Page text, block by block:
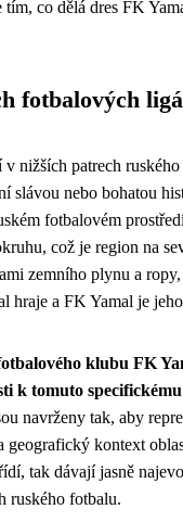
co dělá dres FK
fotbalových
nižších patrech
slávou nebo bohatou
fotbalovém
což je region na
zemního plynu a
hraje a FK Yamal je
klubu FK
k tomuto
navrženy tak, aby
kontext
tak dávají jasně
ruského fotbalu.